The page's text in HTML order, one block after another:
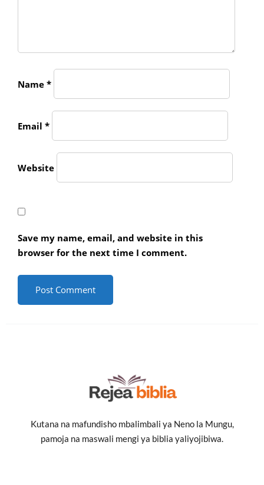
Name *
Email *
Website
Save my name, email, and website in this
browser for the next time I comment.
Kutana na mafundisho mbalimbali ya Neno la Mungu,
pamoja na maswali mengi ya biblia yaliyojibiwa.